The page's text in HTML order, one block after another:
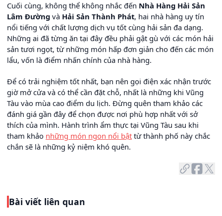
Cuối cùng, không thể không nhắc đến Nhà Hàng Hải Sản
Lâm Đường và Hải Sản Thành Phát, hai nhà hàng uy tín
nổi tiếng với chất lượng dịch vụ tốt cùng hải sản đa dạng.
Những ai đã từng ăn tại đây đều phải gật gù với các món hải
sản tươi ngọt, từ những món hấp đơn giản cho đến các món
lẩu, vốn là điểm nhấn chính của nhà hàng.
Để có trải nghiệm tốt nhất, bạn nên gọi điện xác nhận trước
giờ mở cửa và có thể cần đặt chỗ, nhất là những khi Vũng
Tàu vào mùa cao điểm du lịch. Đừng quên tham khảo các
đánh giá gần đây để chọn được nơi phù hợp nhất với sở
thích của mình. Hành trình ẩm thực tại Vũng Tàu sau khi
tham khảo những món ngon nổi bật từ thành phố này chắc
chắn sẽ là những kỷ niệm khó quên.
Bài viết liên quan